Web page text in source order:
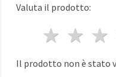
Valuta il prodotto:
2
1
Il prodotto non è stato